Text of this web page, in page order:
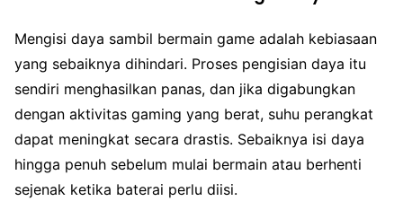
Mengisi daya sambil bermain game adalah kebiasaan
yang sebaiknya dihindari. Proses pengisian daya itu
sendiri menghasilkan panas, dan jika digabungkan
dengan aktivitas gaming yang berat, suhu perangkat
dapat meningkat secara drastis. Sebaiknya isi daya
hingga penuh sebelum mulai bermain atau berhenti
sejenak ketika baterai perlu diisi.